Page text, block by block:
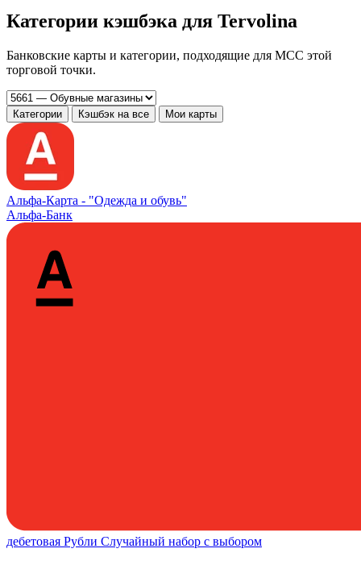
Категории кэшбэка для Tervolina
Банковские карты и категории, подходящие для MCC этой
торговой точки.
Категории Кэшбэк на все Мои карты
Альфа‑Карта - "Одежда и обувь"
Альфа-Банк
дебетовая Рубли Случайный набор с выбором